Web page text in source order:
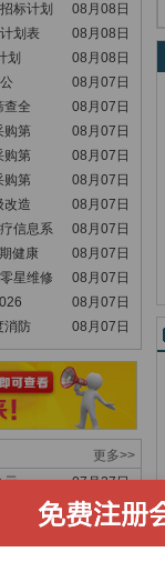
标计划
08月08日
划表
08月08日
划
08月08日
08月07日
查全
08月07日
购第
08月07日
购第
08月07日
购第
08月07日
改造
08月07日
信息系
08月07日
健康
08月07日
星维修
08月07日
08月07日
消防
08月07日
更多>>
示
07月27日
行
07月24日
购
07月24日